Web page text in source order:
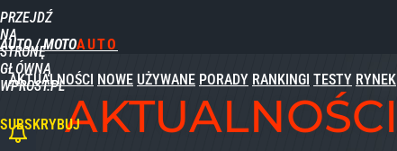
PRZEJDŹ
NA
STRONĘ
GŁÓWNĄ
WPROST.PL
AUTO / MOTO
AKTUALNOŚCI NOWE UŻYWANE PORADY RANKINGI TESTY RYNEK
SUBSKRYBUJAKTUALNOŚCI